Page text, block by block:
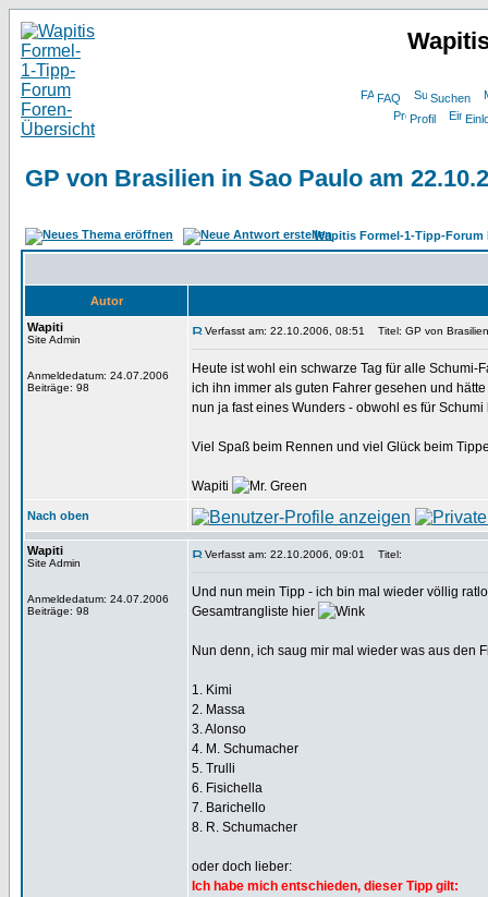
FAQ
Suchen
Profil
GP von Brasilien in Sao Paulo am
Wapitis Formel-1-Tipp-Forum
Autor
Wapiti
Site Admin
Anmeldedatum: 24.07.2006
Beiträge: 98
Verfasst am: 22.10.2006, 08:51 Titel: GP von
Heute ist wohl ein schwarze Tag für alle
ich ihn immer als guten Fahrer gesehen und
nun ja fast eines Wunders - obwohl es für
Viel Spaß beim Rennen und viel Glück beim
Wapiti
Nach oben
Wapiti
Site Admin
Anmeldedatum: 24.07.2006
Beiträge: 98
Verfasst am: 22.10.2006, 09:01 Titel:
Und nun mein Tipp - ich bin mal wieder völlig
Gesamtrangliste hier
Nun denn, ich saug mir mal wieder was aus den
1. Kimi
2. Massa
3. Alonso
4. M. Schumacher
5. Trulli
6. Fisichella
7. Barichello
8. R. Schumacher
oder doch lieber:
Ich habe mich entschieden, dieser Tipp gilt: